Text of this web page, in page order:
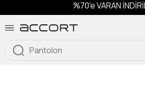
%70'e VARAN